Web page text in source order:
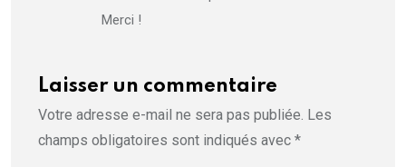
Merci !
Laisser un commentaire
Votre adresse e-mail ne sera pas publiée. Les
champs obligatoires sont indiqués avec *